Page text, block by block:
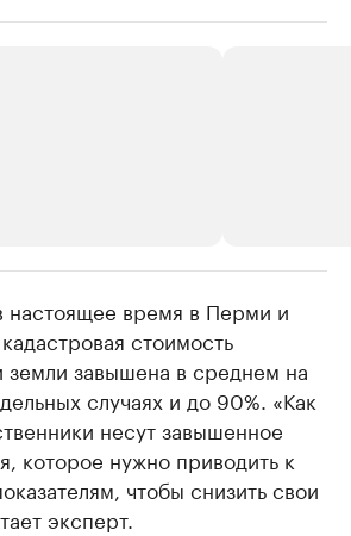
и
продукции
в каталоге
Страховые
Посмотрите в
время в Перми и
стоимость
земли завышена в среднем на
случаях и до 90%. «Как
несут завышенное
которое нужно приводить к
чтобы снизить свои
эксперт.